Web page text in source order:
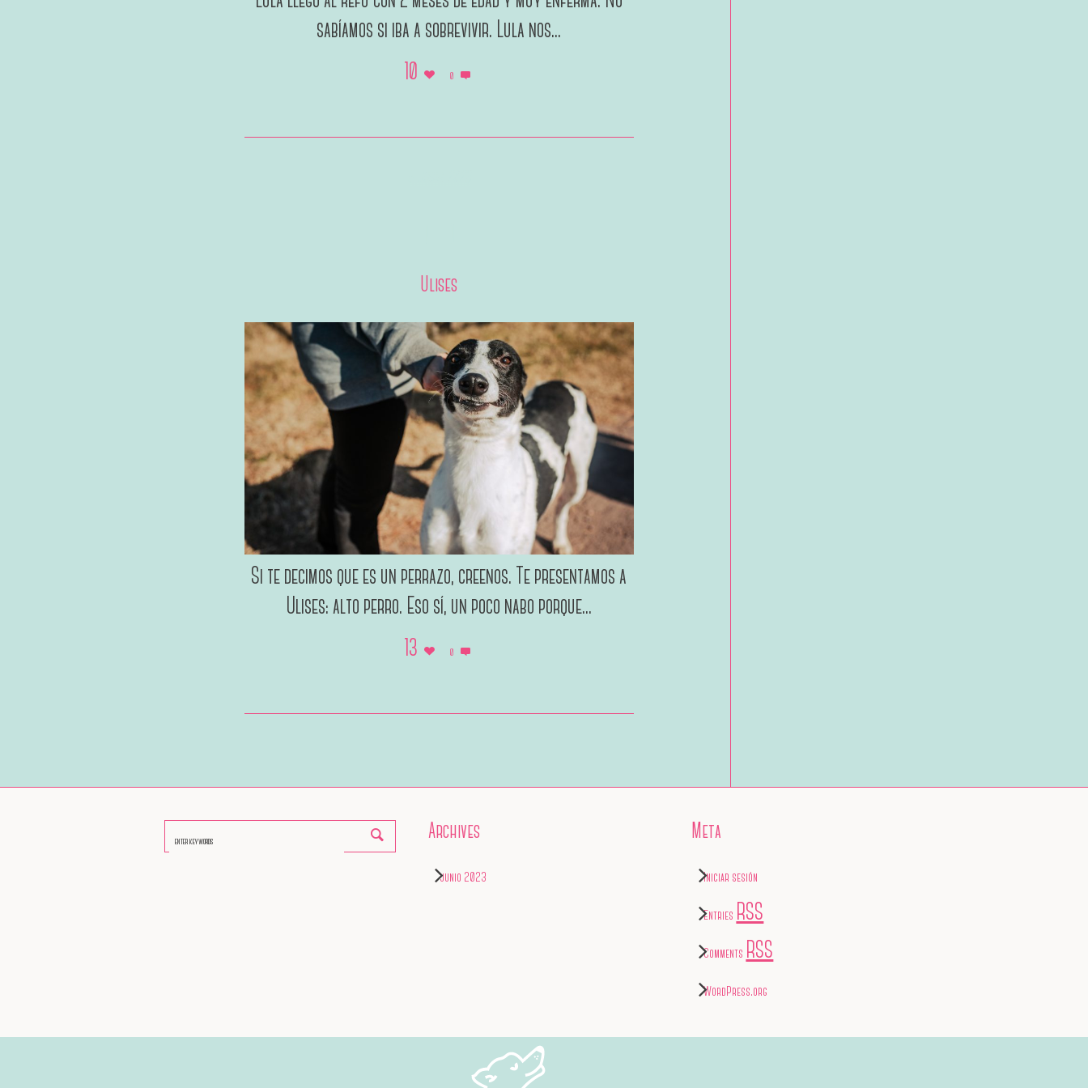
sabíamos si iba a sobrevivir. Lula nos...
10
0
Ulises
Si te decimos que es un perrazo, creenos. Te presentamos a
Ulises: alto perro. Eso sí, un poco nabo porque...
13
0
Archives
junio 2023
Meta
Iniciar sesión
Entries RSS
Comments RSS
WordPress.org